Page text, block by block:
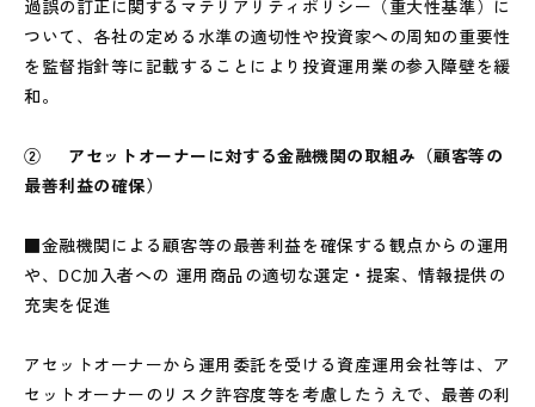
過誤の訂正に関するマテリアリティポリシー（重大性基準）に
ついて、各社の定める水準の適切性や投資家への周知の重要性
を監督指針等に記載することにより投資運用業の参入障壁を緩
和。
② アセットオーナーに対する金融機関の取組み（顧客等の
最善利益の確保）
■金融機関による顧客等の最善利益を確保する観点からの運用
や、DC加入者への 運用商品の適切な選定・提案、情報提供の
充実を促進
アセットオーナーから運用委託を受ける資産運用会社等は、ア
セットオーナーのリスク許容度等を考慮したうえで、最善の利